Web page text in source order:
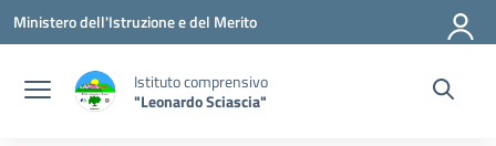
Vai ai contenuti
Vai al menu di navigazione
Vai al footer
Ministero dell'Istruzione e del Merito
Istituto comprensivo
"Leonardo Sciascia"